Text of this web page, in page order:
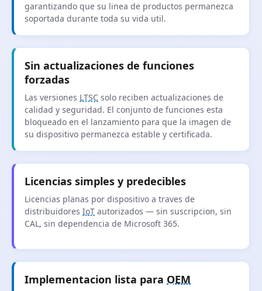
garantizando que su linea de productos permanezca
soportada durante toda su vida util.
Sin actualizaciones de funciones
forzadas
Las versiones LTSC solo reciben actualizaciones de
calidad y seguridad. El conjunto de funciones esta
bloqueado en el lanzamiento para que la imagen de
su dispositivo permanezca estable y certificada.
Licencias simples y predecibles
Licencias planas por dispositivo a traves de
distribuidores IoT autorizados — sin suscripcion, sin
CAL, sin dependencia de Microsoft 365.
Implementacion lista para OEM